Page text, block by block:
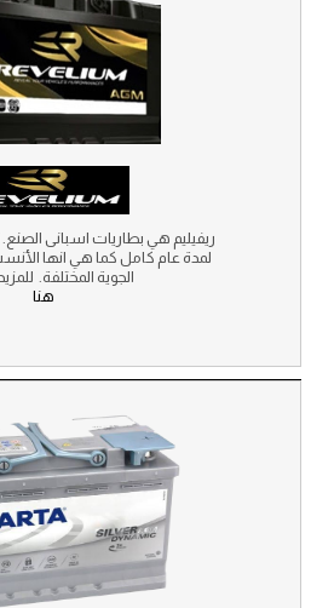
ريفيليم هي بطاريات اسبانى الصنع.
لمدة عام كامل كما هي انها
الجوية المختلفة.
هنا